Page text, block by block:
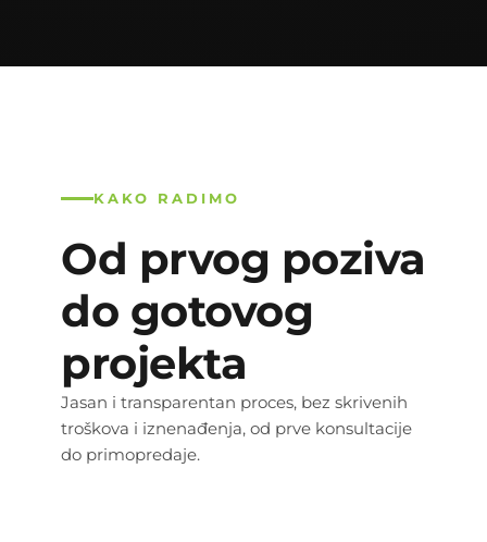
KAKO RADIMO
Od prvog poziva
do gotovog
projekta
Jasan i transparentan proces, bez skrivenih
troškova i iznenađenja, od prve konsultacije
do primopredaje.